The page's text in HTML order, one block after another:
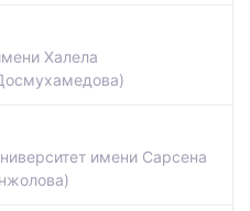
Халела
имени Сарсена